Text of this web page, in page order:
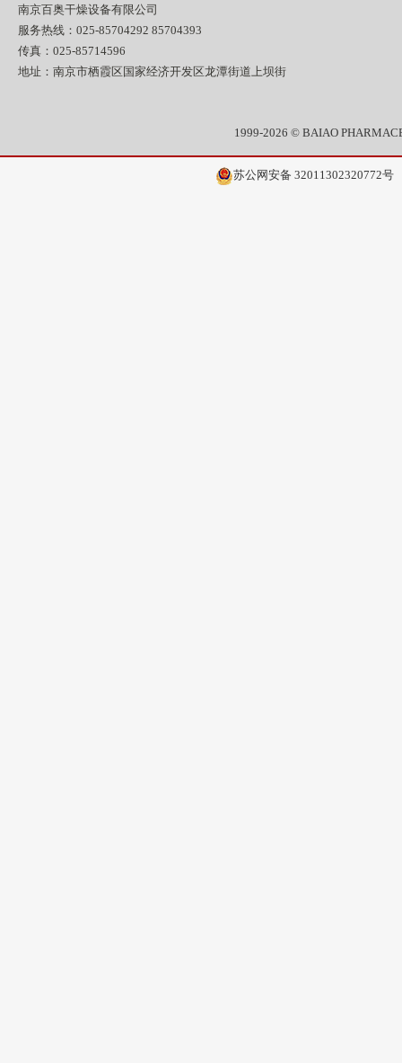
南京百奥干燥设备有限公司
服务热线：025-85704292 85704393
传真：025-85714596
地址：南京市栖霞区国家经济开发区龙潭街道上坝街
1999-2026 © BAIAO
苏公网安备 32011302320772号